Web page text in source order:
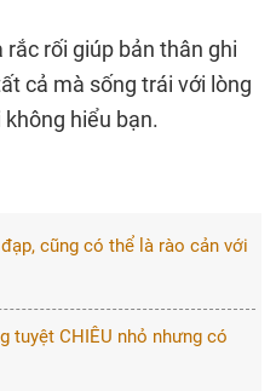
rối giúp bản thân ghi
cả mà sống trái với lòng
hiểu bạn.
cũng có thể là rào cản với
tuyệt CHIÊU nhỏ nhưng có